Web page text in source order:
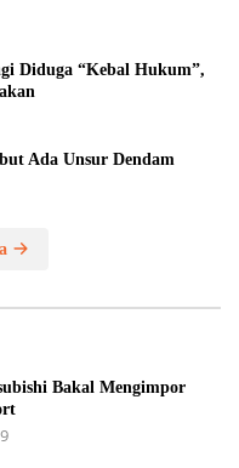
Diduga “Kebal Hukum”,
Ada Unsur Dendam
Bakal Mengimpor